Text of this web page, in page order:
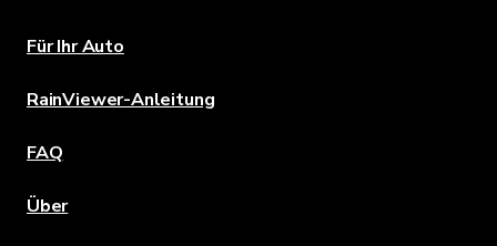
Für Ihr Auto
RainViewer-Anleitung
FAQ
Über